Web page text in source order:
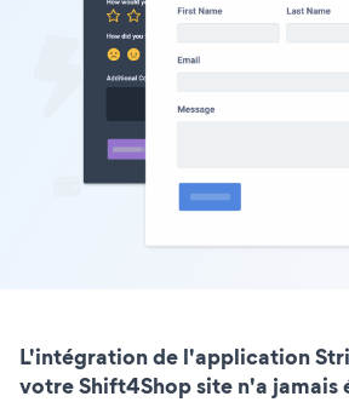
L'intégration de l'application
votre Shift4Shop site n'a jamais